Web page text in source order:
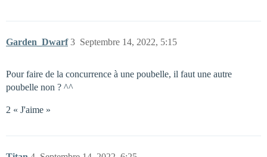
Garden_Dwarf Septembre 14, 2022, 5:15
3
Pour faire de la concurrence à une poubelle, il faut une autre
poubelle non ? ^^
2 « J'aime »